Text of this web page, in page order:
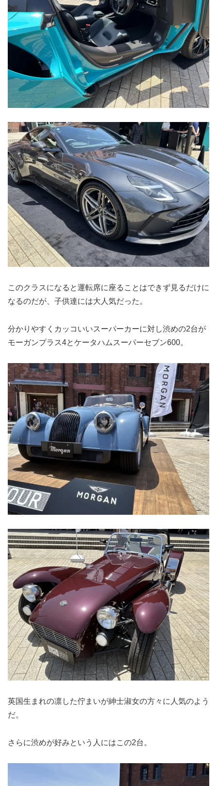
このクラスになると運転席に座ることはできず見るだけに
なるのだが、子供達には大人気だった。
分かりやすくカッコいいスーパーカーに対し渋めの2台が
モーガンプラス4とケータハムスーパーセブン600。
英国生まれの凛した佇まいが紳士淑女の方々に人気のよう
だ。
さらに渋めが好みという人にはこの2台。